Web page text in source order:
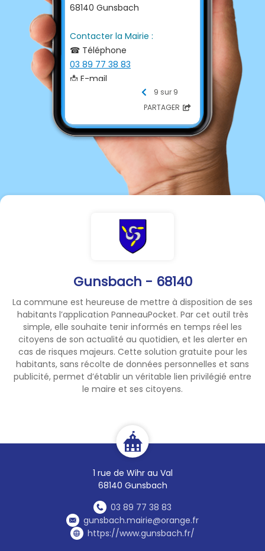
Gunsbach - 68140
La commune est heureuse de mettre à disposition de ses
habitants l’application PanneauPocket. Par cet outil très
simple, elle souhaite tenir informés en temps réel les
citoyens de son actualité au quotidien, et les alerter en
cas de risques majeurs. Cette solution gratuite pour les
habitants, sans récolte de données personnelles et sans
publicité, permet d’établir un véritable lien privilégié entre
le maire et ses citoyens.
1 rue de Wihr au Val
68140 Gunsbach
03 89 77 38 83
gunsbach.mairie@orange.fr
https://www.gunsbach.fr/
68140 Gunsbach
Contacter la Mairie :
☎ Téléphone
03 89 77 38 83
📩 E-mail
gunsbach.mairie@orange.fr
https://www.gunsbach.fr/
9 sur 9
PARTAGER